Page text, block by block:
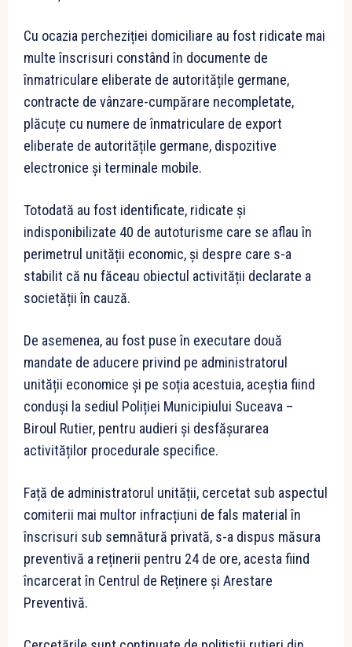
Cu ocazia percheziției domiciliare au fost ridicate mai
multe înscrisuri constând în documente de
înmatriculare eliberate de autoritățile germane,
contracte de vânzare-cumpărare necompletate,
plăcuțe cu numere de înmatriculare de export
eliberate de autoritățile germane, dispozitive
electronice și terminale mobile.
Totodată au fost identificate, ridicate și
indisponibilizate 40 de autoturisme care se aflau în
perimetrul unității economic, și despre care s-a
stabilit că nu făceau obiectul activității declarate a
societății în cauză.
De asemenea, au fost puse în executare două
mandate de aducere privind pe administratorul
unității economice și pe soția acestuia, aceștia fiind
conduși la sediul Poliției Municipiului Suceava –
Biroul Rutier, pentru audieri și desfășurarea
activităților procedurale specifice.
Față de administratorul unității, cercetat sub aspectul
comiterii mai multor infracțiuni de fals material în
înscrisuri sub semnătură privată, s-a dispus măsura
preventivă a reținerii pentru 24 de ore, acesta fiind
încarcerat în Centrul de Reținere și Arestare
Preventivă.